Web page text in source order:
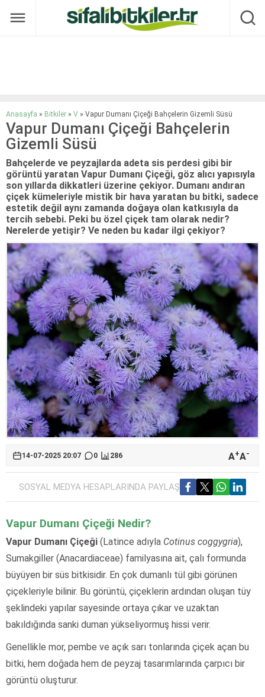
Anasayfa » Bitkiler » V » Vapur Dumanı Çiçeği Bahçelerin Gizemli Süsü
Vapur Dumanı Çiçeği Bahçelerin
Gizemli Süsü
Bahçelerde ve peyzajlarda adeta sis perdesi gibi bir
görüntü yaratan Vapur Dumanı Çiçeği, göz alıcı yapısıyla
son yıllarda dikkatleri üzerine çekiyor. Dumanı andıran
çiçek kümeleriyle mistik bir hava yaratan bu bitki, sadece
estetik değil aynı zamanda doğaya olan katkısıyla da
tercih sebebi. Peki bu özel çiçek tam olarak nedir?
Nerelerde yetişir? Ve neden bu kadar ilgi çekiyor?
14-07-2025 20:07 0 286 A+A-
SOSYAL MEDYA HESAPLARINDA PAYLAŞ
Vapur Dumanı Çiçeği Nedir?
Vapur Dumanı Çiçeği (Latince adıyla Cotinus coggygria),
Sumakgiller (Anacardiaceae) familyasına ait, çalı formunda
büyüyen bir süs bitkisidir. En çok dumanlı tül gibi görünen
çiçekleriyle bilinir. Bu görüntü, çiçeklerin ardından oluşan tüy
şeklindeki yapılar sayesinde ortaya çıkar ve uzaktan
bakıldığında sanki duman yükseliyormuş hissi verir.
Genellikle mor, pembe ve açık sarı tonlarında çiçek açan bu
bitki, hem doğada hem de peyzaj tasarımlarında çarpıcı bir
görüntü oluşturur.